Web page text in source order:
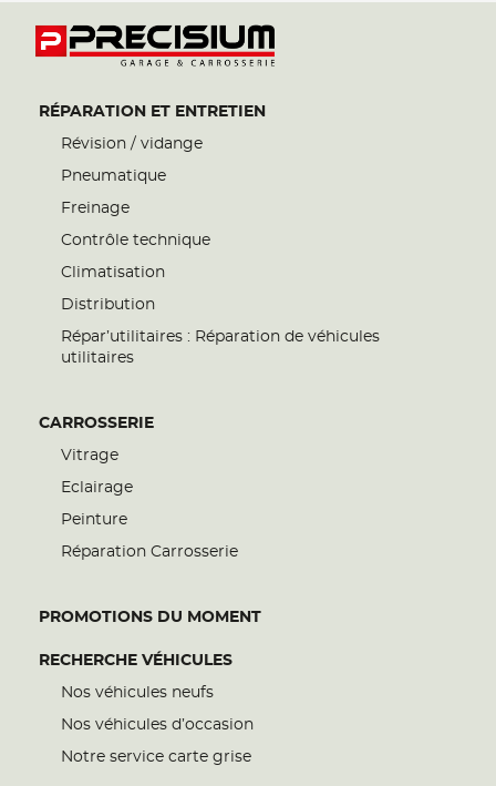
RÉPARATION ET ENTRETIEN
Révision / vidange
Pneumatique
Freinage
Contrôle technique
Climatisation
Distribution
Répar’utilitaires : Réparation de véhicules
utilitaires
CARROSSERIE
Vitrage
Eclairage
Peinture
Réparation Carrosserie
PROMOTIONS DU MOMENT
RECHERCHE VÉHICULES
Nos véhicules neufs
Nos véhicules d’occasion
Notre service carte grise